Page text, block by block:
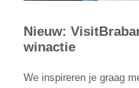
Nieuw:
winactie
We inspireren je graag